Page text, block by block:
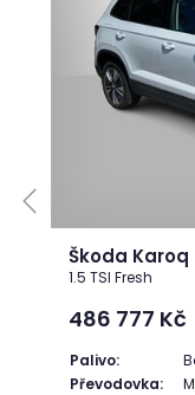
Škoda Karoq
1.5 TSI Fresh
486 777 Kč
Palivo:
Převodovka: